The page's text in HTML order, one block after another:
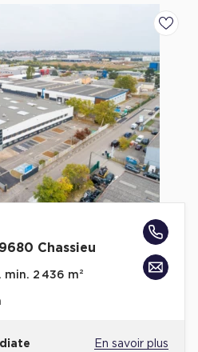
Chassieu
min. 2 436 m²
En savoir plus